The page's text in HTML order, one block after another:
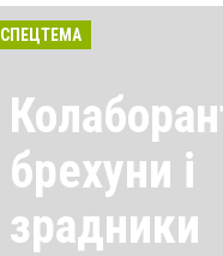
СПЕЦТЕМА
брехуни і
зрадники